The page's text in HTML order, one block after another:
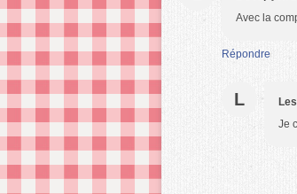
Avec la
Répondre
L
Je